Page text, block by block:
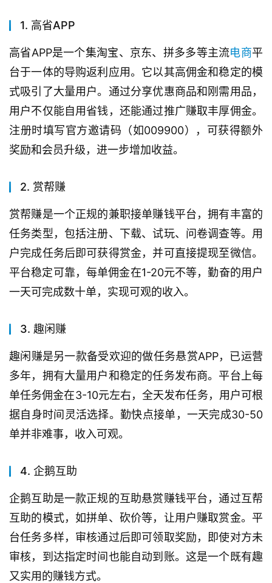
1. 高省APP
高省APP是一个集淘宝、京东、拼多多等主流电商平
台于一体的导购返利应用。它以其高佣金和稳定的模
式吸引了大量用户。通过分享优惠商品和刚需用品，
用户不仅能自用省钱，还能通过推广赚取丰厚佣金。
注册时填写官方邀请码（如009900），可获得额外
奖励和会员升级，进一步增加收益。
2. 赏帮赚
赏帮赚是一个正规的兼职接单赚钱平台，拥有丰富的
任务类型，包括注册、下载、试玩、问卷调查等。用
户完成任务后即可获得赏金，并可直接提现至微信。
平台稳定可靠，每单佣金在1-20元不等，勤奋的用户
一天可完成数十单，实现可观的收入。
3. 趣闲赚
趣闲赚是另一款备受欢迎的做任务悬赏APP，已运营
多年，拥有大量用户和稳定的任务发布商。平台上每
单任务佣金在3-10元左右，全天发布任务，用户可根
据自身时间灵活选择。勤快点接单，一天完成30-50
单并非难事，收入可观。
4. 企鹅互助
企鹅互助是一款正规的互助悬赏赚钱平台，通过互帮
互助的模式，如拼单、砍价等，让用户赚取赏金。平
台任务多样，审核通过后即可领取奖励，即使对方未
审核，到达指定时间也能自动到账。这是一个既有趣
又实用的赚钱方式。